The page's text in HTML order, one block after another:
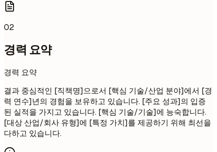
02
경력 요약
경력 요약
결과 중심적인 [직책명]으로서 [핵심 기술/산업 분야]에서 [경
력 연수]년의 경험을 보유하고 있습니다. [주요 성과]의 입증
된 실적을 가지고 있습니다. [핵심 기술/기술]에 능숙합니다.
[대상 산업/회사 유형]에 [특정 가치]를 제공하기 위해 최선을
다하고 있습니다.